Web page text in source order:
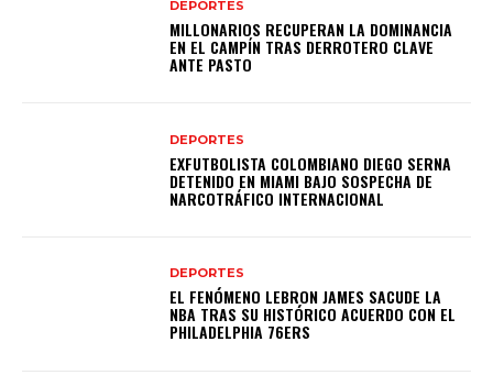
DEPORTES
MILLONARIOS RECUPERAN LA DOMINANCIA
EN EL CAMPÍN TRAS DERROTERO CLAVE
ANTE PASTO
DEPORTES
EXFUTBOLISTA COLOMBIANO DIEGO SERNA
DETENIDO EN MIAMI BAJO SOSPECHA DE
NARCOTRÁFICO INTERNACIONAL
DEPORTES
EL FENÓMENO LEBRON JAMES SACUDE LA
NBA TRAS SU HISTÓRICO ACUERDO CON EL
PHILADELPHIA 76ERS